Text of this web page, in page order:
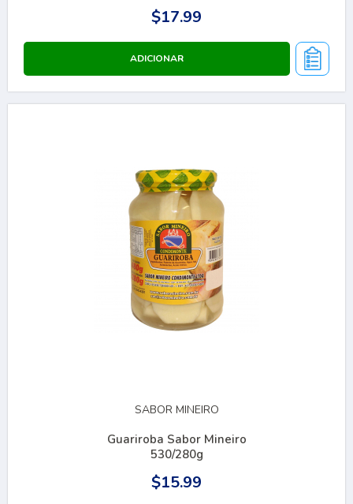
$17.99
SABOR MINEIRO
Guariroba Sabor Mineiro
530/280g
$15.99